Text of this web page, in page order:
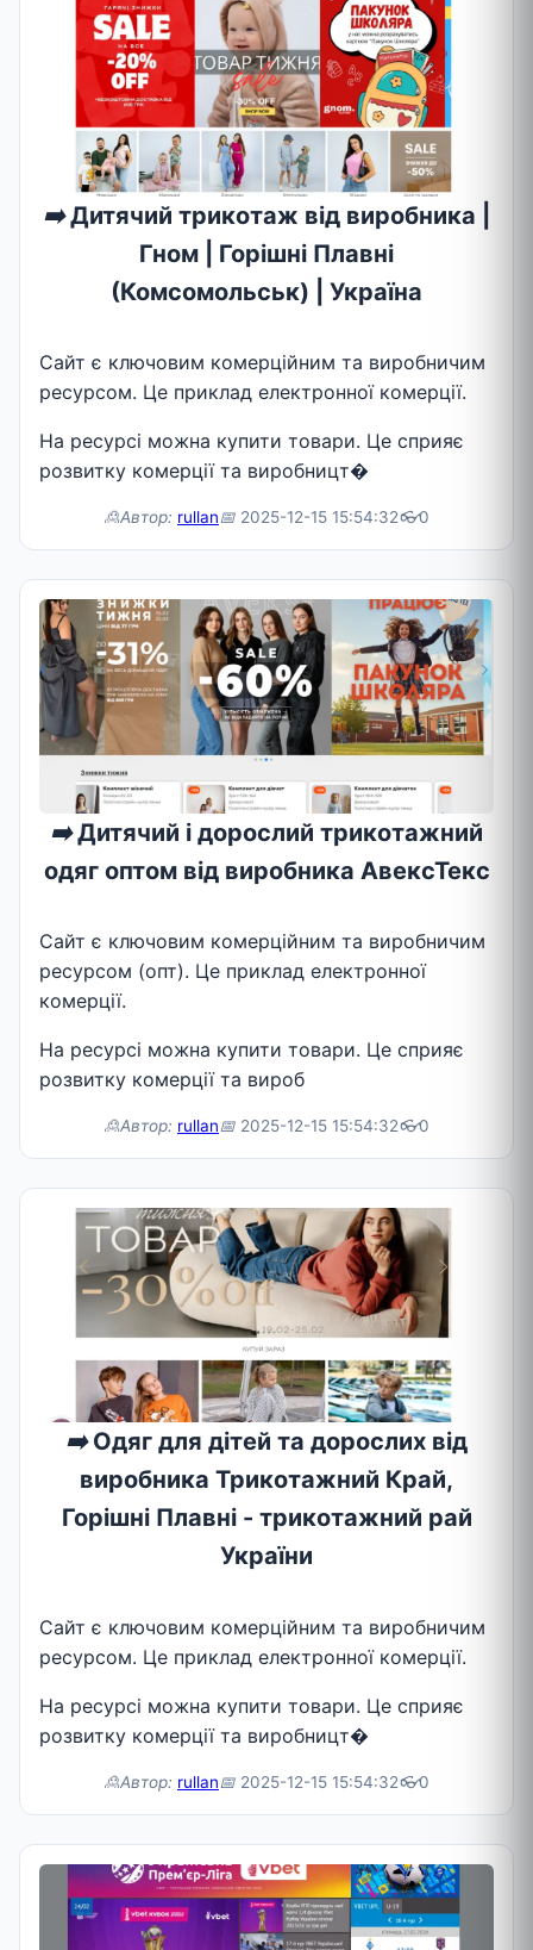
➡️Дитячий трикотаж від виробника |
Гном | Горішні Плавні
(Комсомольськ) | Україна
Сайт є ключовим комерційним та виробничим
ресурсом. Це приклад електронної комерції.
На ресурсі можна купити товари. Це сприяє
розвитку комерції та виробницт�
🙎Автор: rullan📅 2025-12-15 15:54:32👓0
➡️Дитячий і дорослий трикотажний
одяг оптом від виробника АвексТекс
Сайт є ключовим комерційним та виробничим
ресурсом (опт). Це приклад електронної
комерції.
На ресурсі можна купити товари. Це сприяє
розвитку комерції та вироб
🙎Автор: rullan📅 2025-12-15 15:54:32👓0
➡️Одяг для дітей та дорослих від
виробника Трикотажний Край,
Горішні Плавні - трикотажний рай
України
Сайт є ключовим комерційним та виробничим
ресурсом. Це приклад електронної комерції.
На ресурсі можна купити товари. Це сприяє
розвитку комерції та виробницт�
🙎Автор: rullan📅 2025-12-15 15:54:32👓0